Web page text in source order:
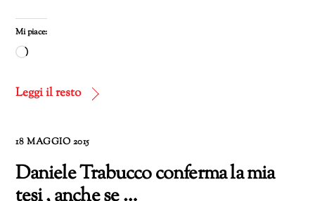
Mi piace:
Caricamento
corso…
Leggi il resto
18 MAGGIO 2015
Daniele Trabucco conferma la mia